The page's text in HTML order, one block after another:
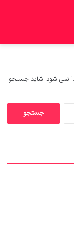
نمی شود. شاید جستجو
ب